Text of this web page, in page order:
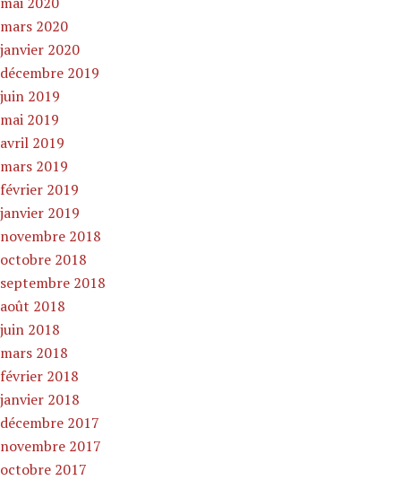
mars 2020
janvier 2020
décembre 2019
juin 2019
mai 2019
avril 2019
mars 2019
février 2019
janvier 2019
novembre 2018
octobre 2018
septembre 2018
août 2018
juin 2018
mars 2018
février 2018
janvier 2018
décembre 2017
novembre 2017
octobre 2017